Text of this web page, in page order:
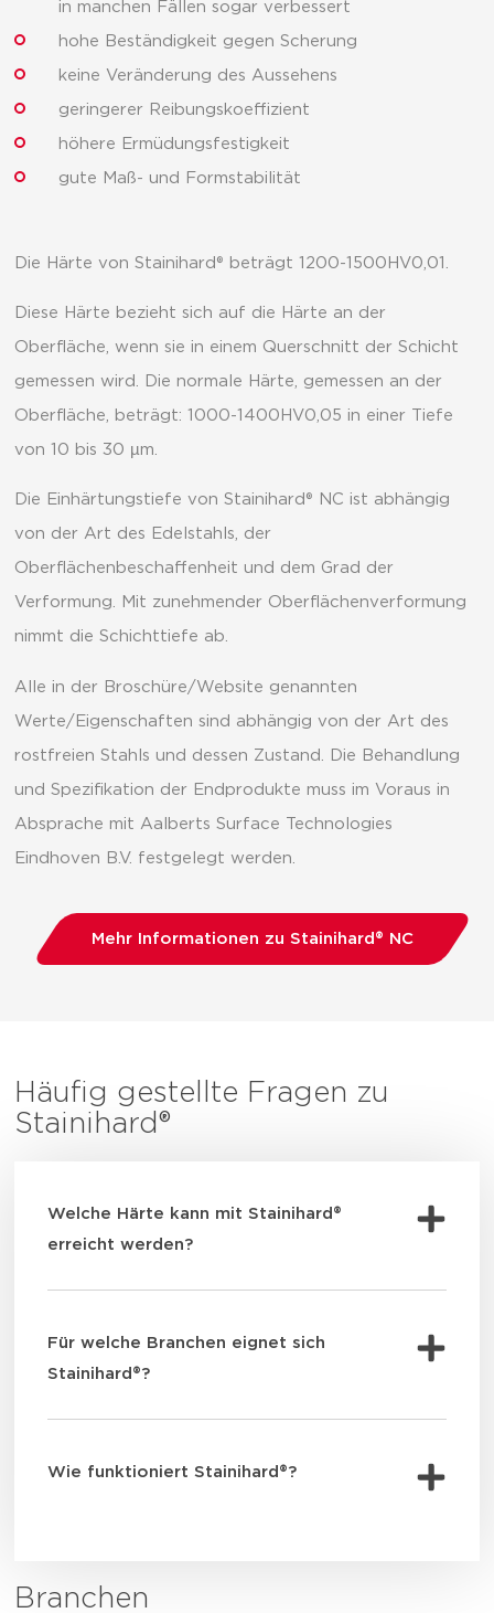
in manchen Fällen sogar verbessert
hohe Beständigkeit gegen Scherung
keine Veränderung des Aussehens
geringerer Reibungskoeffizient
höhere Ermüdungsfestigkeit
gute Maß- und Formstabilität
Die Härte von Stainihard® beträgt 1200-1500HV0,01.
Diese Härte bezieht sich auf die Härte an der
Oberfläche, wenn sie in einem Querschnitt der Schicht
gemessen wird. Die normale Härte, gemessen an der
Oberfläche, beträgt: 1000-1400HV0,05 in einer Tiefe
von 10 bis 30 µm.
Die Einhärtungstiefe von Stainihard® NC ist abhängig
von der Art des Edelstahls, der
Oberflächenbeschaffenheit und dem Grad der
Verformung. Mit zunehmender Oberflächenverformung
nimmt die Schichttiefe ab.
Alle in der Broschüre/Website genannten
Werte/Eigenschaften sind abhängig von der Art des
rostfreien Stahls und dessen Zustand. Die Behandlung
und Spezifikation der Endprodukte muss im Voraus in
Absprache mit Aalberts Surface Technologies
Eindhoven B.V. festgelegt werden.
Mehr Informationen zu Stainihard® NC
Häufig gestellte Fragen zu
Stainihard®
Welche Härte kann mit Stainihard®
erreicht werden?
Für welche Branchen eignet sich
Stainihard®?
Wie funktioniert Stainihard®?
Branchen